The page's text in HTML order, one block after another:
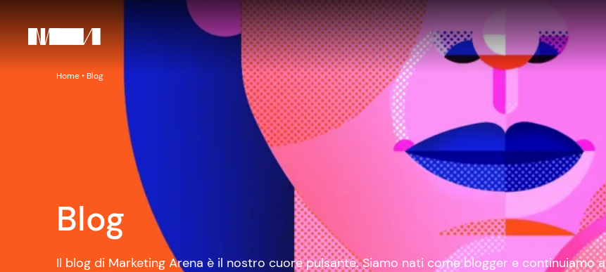
Home‣Blog
Blog
Il blog di Marketing Arena è il nostro cuore pulsante. Siamo nati come blogger e continuiamo a